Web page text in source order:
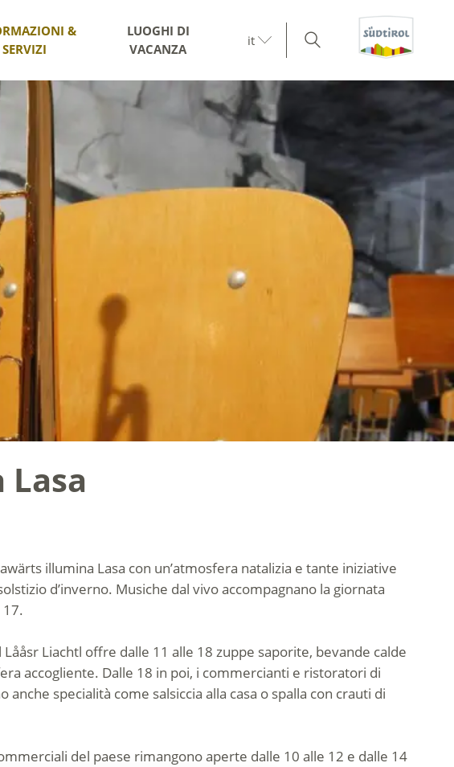
&
SERVIZI
LUOGHI DI
VACANZA
it
illumina Lasa con un’atmosfera natalizia e tante iniziative
d’inverno. Musiche dal vivo accompagnano la giornata
17.
Lååsr Liachtl offre dalle 11 alle 18 zuppe saporite, bevande calde
accogliente. Dalle 18 in poi, i commercianti e ristoratori di
anche specialità come salsiccia alla casa o spalla con crauti di
del paese rimangono aperte dalle 10 alle 12 e dalle 14